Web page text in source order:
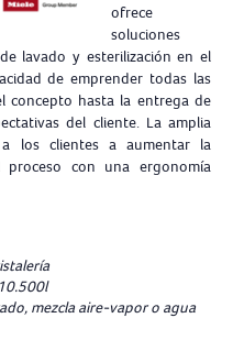
ofrece
soluciones
lavado y esterilización en el
de emprender todas las
concepto hasta la entrega de
del cliente. La amplia
a los clientes a aumentar la
con una ergonomía
mezcla aire-vapor o agua